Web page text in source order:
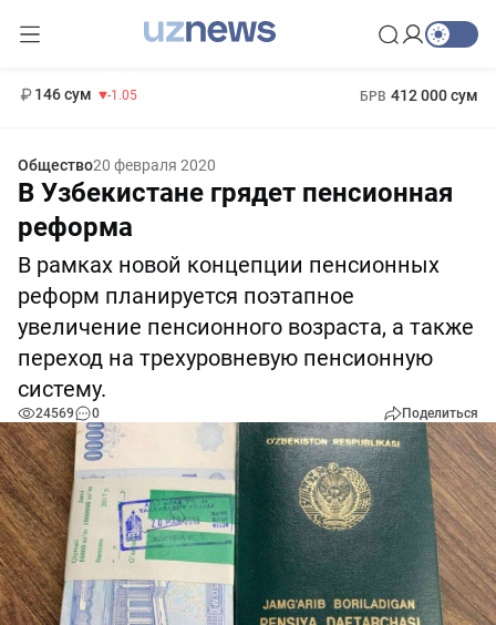
146 сум -1.05 БРВ 412 000 сум
Общество20 февраля 2020
В Узбекистане грядет пенсионная
реформа
В рамках новой концепции пенсионных
реформ планируется поэтапное
увеличение пенсионного возраста, а также
переход на трехуровневую пенсионную
систему.
24569 0 Поделиться